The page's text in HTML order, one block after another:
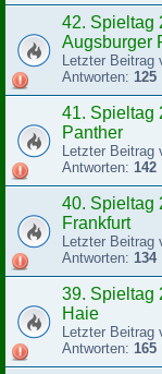
42. Spieltag
Augsburger
Letzter Beitrag
Antworten: 125
41. Spieltag
Panther
Letzter Beitrag
Antworten: 142
40. Spieltag
Frankfurt
Letzter Beitrag
Antworten: 134
39. Spieltag
Haie
Letzter Beitrag
Antworten: 165